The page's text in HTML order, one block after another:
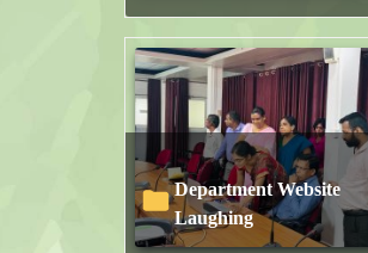
Department Website
Laughing